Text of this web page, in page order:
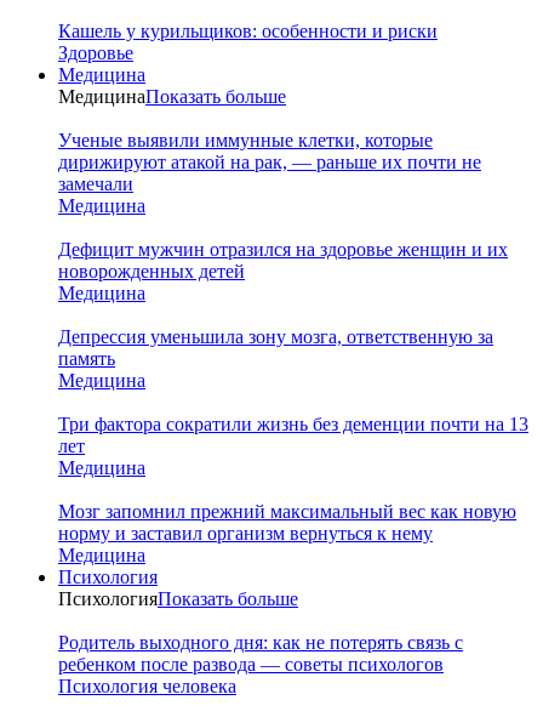
Кашель у курильщиков: особенности и риски
Здоровье
Медицина
МедицинаПоказать больше
Ученые выявили иммунные клетки, которые
дирижируют атакой на рак, — раньше их почти не
замечали
Медицина
Дефицит мужчин отразился на здоровье женщин и их
новорожденных детей
Медицина
Депрессия уменьшила зону мозга, ответственную за
память
Медицина
Три фактора сократили жизнь без деменции почти на 13
лет
Медицина
Мозг запомнил прежний максимальный вес как новую
норму и заставил организм вернуться к нему
Медицина
Психология
ПсихологияПоказать больше
Родитель выходного дня: как не потерять связь с
ребенком после развода — советы психологов
Психология человека